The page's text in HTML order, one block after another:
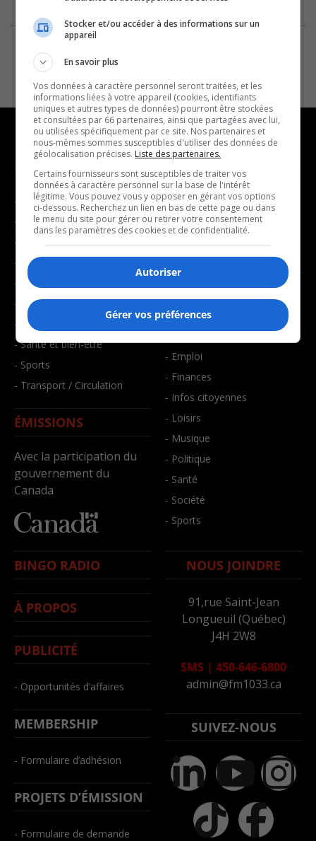
NOUVELLES
- Affaires municipales
- Communauté / Social
- Culture
- Économie
- Éducation
- Environnement
- Faits divers
- Santé et bien-être
- Sports
- Transport / Circulation
ÉMISSIONS
Avec la participation du
gouvernement du
Canada
MUSIQUE
- Décompte franco
- Joué récemment
BALADOS
- Art de vivre
- Emploi
- Finances
- Infos citoyennes
- Loisirs
- Musique
- Politique
- Santé
- Société
- Sports
BINGO RADIO
À PROPOS
PUBLICITÉ
- Opportunités d’affaires
MEMBERSHIP
- Formulaire d’adhésion
PROJETS D’ÉMISSION
- Formulaire de demande
NOUS JOINDRE
91,rue Saint-Jean
Longueuil (Québec)
J4H 2W8
SMS | 450-646-6800
admin@fm1033.ca
SUIVEZ-NOUS
Stocker et/ou accéder à des informations sur un
appareil
En savoir plus
Vos données à caractère personnel seront traitées, et les
informations liées à votre appareil (cookies, identifiants
uniques et autres types de données) pourront être stockées
et consultées par 66 partenaires, ainsi que partagées avec lui,
ou utilisées spécifiquement par ce site. Nos partenaires et
nous-mêmes sommes susceptibles d'utiliser des données de
géolocalisation précises. Liste des partenaires.
Certains fournisseurs sont susceptibles de traiter vos
données à caractère personnel sur la base de l'intérêt
légitime. Vous pouvez vous y opposer en gérant vos options
ci-dessous. Recherchez un lien en bas de cette page ou dans
le menu du site pour gérer ou retirer votre consentement
dans les paramètres des cookies et de confidentialité.
Autoriser
Gérer vos préférences